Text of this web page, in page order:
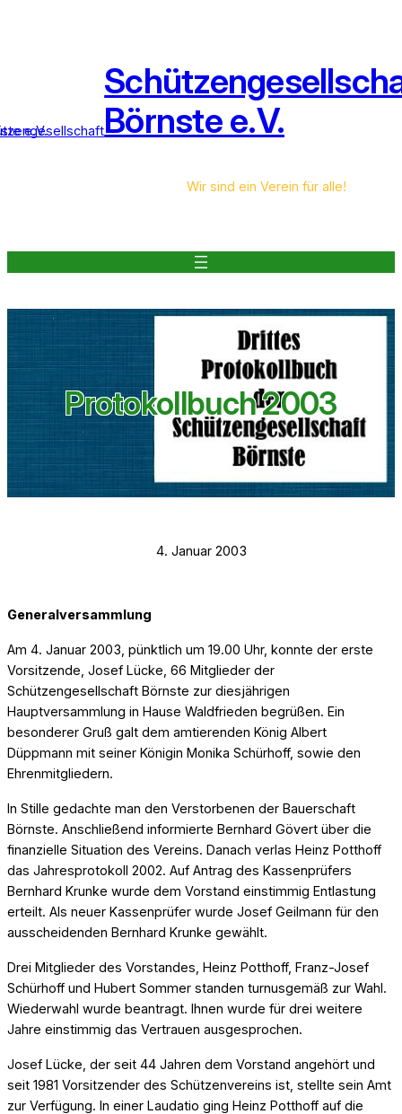
Börnste e.V.
Wir sind ein Verein für alle!
Protokollbuch 2003
4. Januar 2003
Generalversammlung
Am 4. Januar 2003, pünktlich um 19.00 Uhr, konnte der erste
Vorsitzende, Josef Lücke, 66 Mitglieder der
Schützengesellschaft Börnste zur diesjährigen
Hauptversammlung in Hause Waldfrieden begrüßen. Ein
besonderer Gruß galt dem amtierenden König Albert
Düppmann mit seiner Königin Monika Schürhoff, sowie den
Ehrenmitgliedern.
In Stille gedachte man den Verstorbenen der Bauerschaft
Börnste. Anschließend informierte Bernhard Gövert über die
finanzielle Situation des Vereins. Danach verlas Heinz Potthoff
das Jahresprotokoll 2002. Auf Antrag des Kassenprüfers
Bernhard Krunke wurde dem Vorstand einstimmig Entlastung
erteilt. Als neuer Kassenprüfer wurde Josef Geilmann für den
ausscheidenden Bernhard Krunke gewählt.
Drei Mitglieder des Vorstandes, Heinz Potthoff, Franz-Josef
Schürhoff und Hubert Sommer standen turnusgemäß zur Wahl.
Wiederwahl wurde beantragt. Ihnen wurde für drei weitere
Jahre einstimmig das Vertrauen ausgesprochen.
Josef Lücke, der seit 44 Jahren dem Vorstand angehört und
seit 1981 Vorsitzender des Schützenvereins ist, stellte sein Amt
zur Verfügung. In einer Laudatio ging Heinz Potthoff auf die